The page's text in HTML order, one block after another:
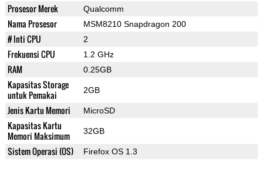
Prosesor Merek Qualcomm
Nama Prosesor MSM8210 Snapdragon 200
# Inti CPU 2
Frekuensi CPU 1.2 GHz
RAM 0.25GB
Kapasitas Storage
untuk Pemakai
2GB
Jenis Kartu Memori MicroSD
Kapasitas Kartu
Memori Maksimum
32GB
Sistem Operasi (OS) Firefox OS 1.3